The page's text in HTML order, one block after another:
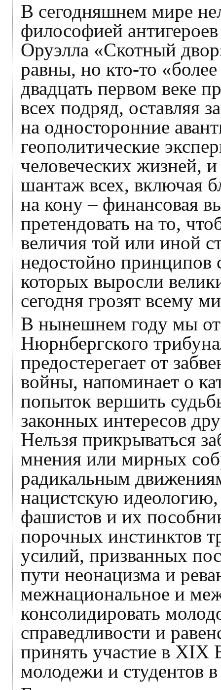
В сегодняшнем мире
философией
Оруэлла «Скотный
равны, но кто-то
двадцать первом веке
всех подряд, оставляя
на односторонние
геополитические
человеческих жизней,
шантаж всех, включая
на кону – финансовая
претендовать на то,
величия той или иной
недостойно принципов
которых выросли
сегодня грозят всему
В нынешнем году мы
Нюрнбергского
предостерегает от
войны, напоминает о
попыток вершить
законных интересов
Нельзя прикрываться
мнения или мирных
радикальным
нацистскую
фашистов и их
порочных инстинктов
усилий, призванных
пути неонацизма и
межнациональное и
консолидировать
справедливости и
принять участие в XIX
молодежи и студентов